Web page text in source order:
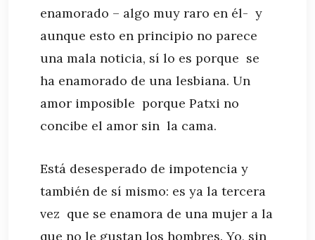
enamorado – algo muy raro en él- y
aunque esto en principio no parece
una mala noticia, sí lo es porque se
ha enamorado de una lesbiana. Un
amor imposible porque Patxi no
concibe el amor sin la cama.
Está desesperado de impotencia y
también de sí mismo: es ya la tercera
vez que se enamora de una mujer a la
que no le gustan los hombres. Yo, sin